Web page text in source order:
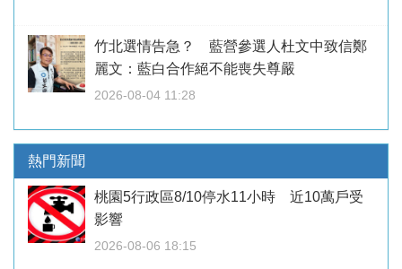
竹北選情告急？ 藍營參選人杜文中致信鄭
麗文：藍白合作絕不能喪失尊嚴
2026-08-04 11:28
熱門新聞
桃園5行政區8/10停水11小時 近10萬戶受
影響
2026-08-06 18:15